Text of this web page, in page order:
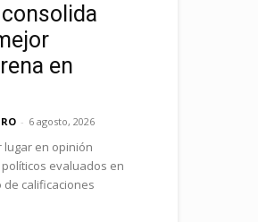
en
- 6 agosto, 2026
lugar en opinión
evaluados en
de calificaciones